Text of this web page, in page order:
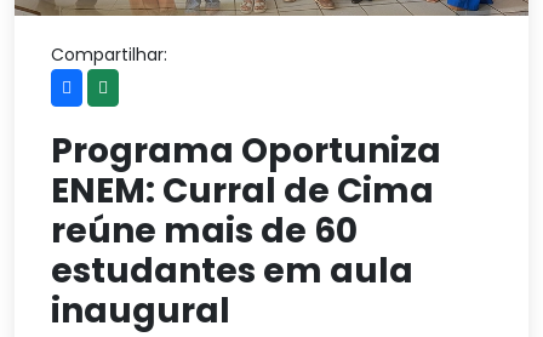
Compartilhar:
Programa Oportuniza
ENEM: Curral de Cima
reúne mais de 60
estudantes em aula
inaugural